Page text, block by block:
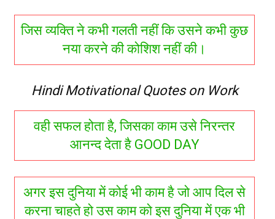
जिस व्यक्ति ने कभी गलती नहीं कि उसने कभी कुछ
नया करने की कोशिश नहीं की।
Hindi Motivational Quotes on Work
वही सफल होता है, जिसका काम उसे निरन्तर
आनन्द देता है GOOD DAY
अगर इस दुनिया में कोई भी काम है जो आप दिल से
करना चाहते हो उस काम को इस दुनिया में एक भी